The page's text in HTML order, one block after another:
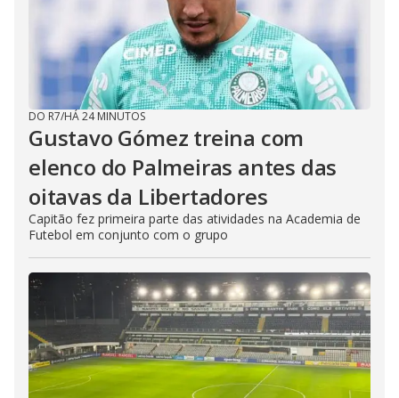
DO R7/HÁ 24 MINUTOS
Gustavo Gómez treina com
elenco do Palmeiras antes das
oitavas da Libertadores
Capitão fez primeira parte das atividades na Academia de
Futebol em conjunto com o grupo